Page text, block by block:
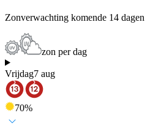
Zonverwachting komende 14 dagen
zon per dag
Vrijdag7 aug
70%